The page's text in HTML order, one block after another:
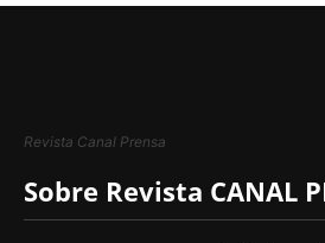
Revista Canal Prensa
Sobre Revista CANAL